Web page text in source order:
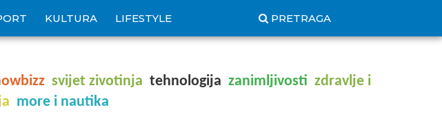
KULTURA LIFESTYLE PRETRAGA
svijet zivotinja tehnologija zanimljivosti zdravlje i
more i nautika